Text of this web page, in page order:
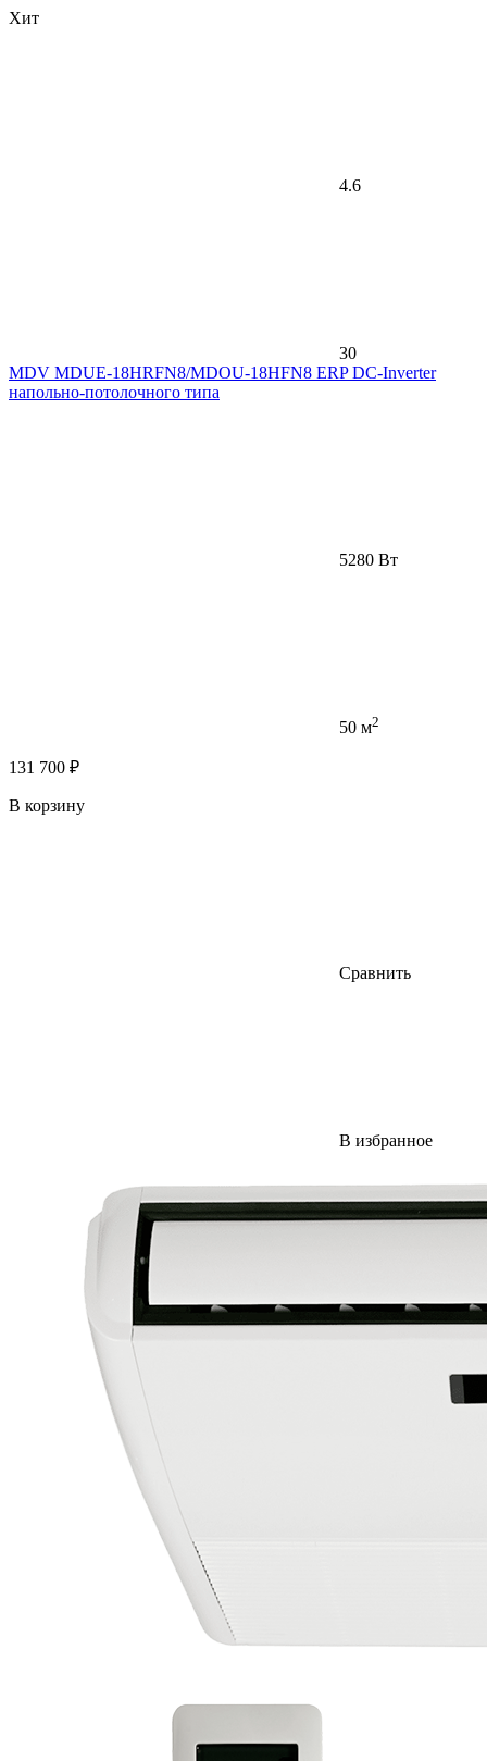
Хит
4.6
30
MDV MDUE-18HRFN8/MDOU-18HFN8 ERP DC-Inverter
напольно-потолочного типа
5280 Вт
50 м2
131 700 ₽
В корзину
Сравнить
В избранное